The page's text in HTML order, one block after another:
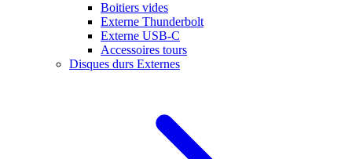
Boitiers vides
Externe Thunderbolt
Externe USB-C
Accessoires tours
Disques durs Externes